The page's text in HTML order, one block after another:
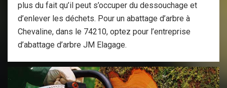
plus du fait qu’il peut s’occuper du dessouchage et
d’enlever les déchets. Pour un abattage d’arbre à
Chevaline, dans le 74210, optez pour l’entreprise
d’abattage d’arbre JM Elagage.